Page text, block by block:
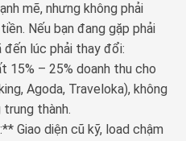
mẽ, nhưng không phải
Nếu bạn đang gặp phải
lúc phải thay đổi:
15% – 25% doanh thu cho
Agoda, Traveloka), không
thành.
Giao diện cũ kỹ, load chậm